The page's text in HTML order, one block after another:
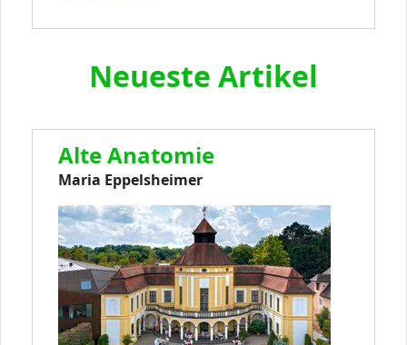
Neueste Artikel
Alte Anatomie
Maria Eppelsheimer